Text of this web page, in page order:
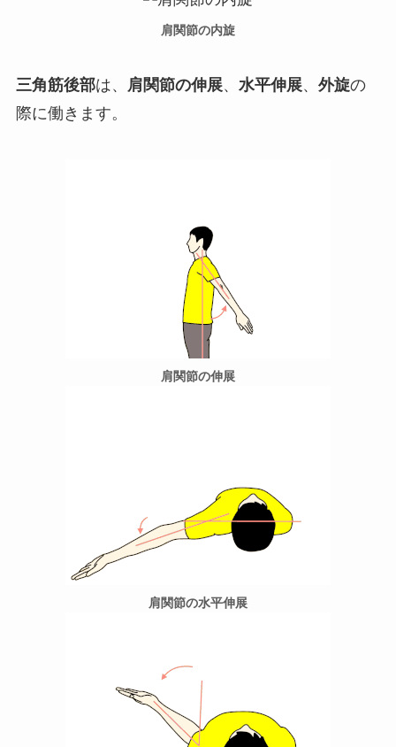
肩関節の内旋
三角筋後部は、 肩関節の伸展、 水平伸展、 外旋の
際に働きます。
肩関節の伸展
肩関節の水平伸展